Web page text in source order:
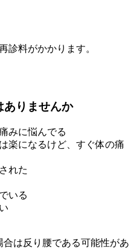
診料がかかります。
みに悩んでる
楽になるけど、すぐ体の痛
れた
いる
合は反り腰である可能性があ